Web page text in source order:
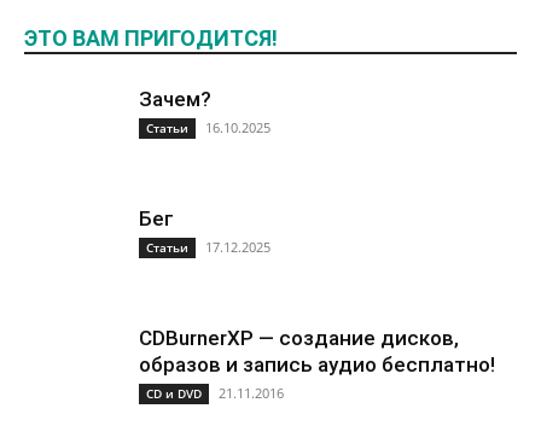
ЭТО ВАМ ПРИГОДИТСЯ!
Зачем?
Статьи 16.10.2025
Бег
Статьи 17.12.2025
CDBurnerXP — создание дисков,
образов и запись аудио бесплатно!
CD и DVD 21.11.2016